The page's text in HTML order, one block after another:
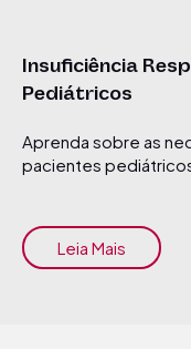
Insuficiência
Pediátricos
Aprenda sobre as
pacientes
Leia Mais